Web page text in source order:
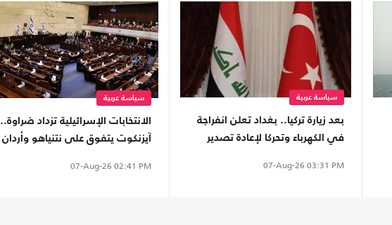
سياسة عربية
بعد زيارة تركيا.. بغداد تعلن انفراجة
في الكهرباء وتحركا لإعادة تصدير
07-Aug-26 03:31 PM
سياسة عربية
الانتخابات الإسرائيلية تزداد ضراوة..
آيزنكوت يتفوق على نتنياهو وأردان
07-Aug-26 02:41 PM